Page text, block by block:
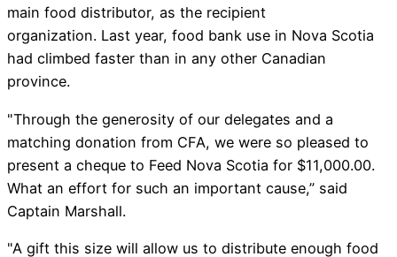
main food distributor, as the recipient
organization. Last year, food bank use in Nova Scotia
had climbed faster than in any other Canadian
province.
"Through the generosity of our delegates and a
matching donation from CFA, we were so pleased to
present a cheque to Feed Nova Scotia for $11,000.00.
What an effort for such an important cause,” said
Captain Marshall.
"A gift this size will allow us to distribute enough food